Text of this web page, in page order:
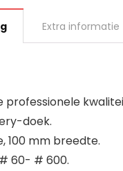
Extra informatie
professionele
doek.
100 mm breedte.
60- # 600.